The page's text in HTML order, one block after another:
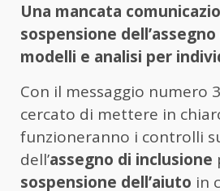
Una mancata
sospensione
modelli e analisi per
Con il messaggio numero
cercato di mettere in
funzioneranno i controlli
dell’assegno di inclusione
sospensione dell’aiuto in